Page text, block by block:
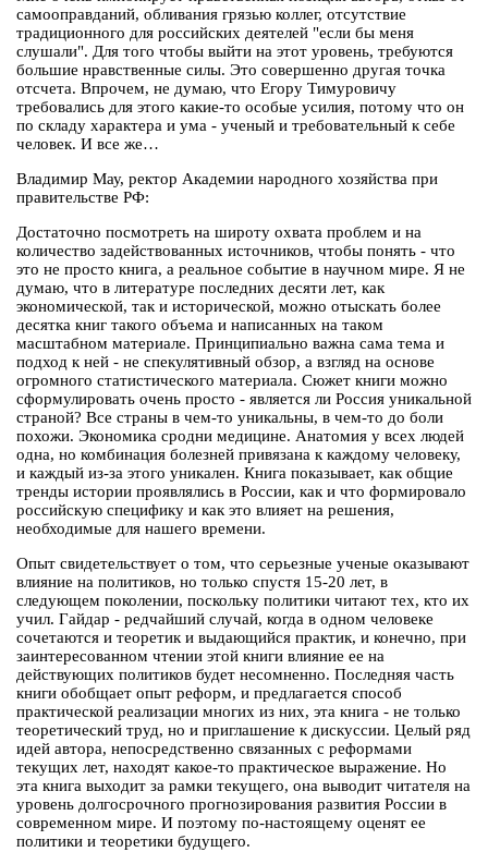
самооправданий, обливания грязью коллег, отсутствие
традиционного для российских деятелей "если бы меня
слушали". Для того чтобы выйти на этот уровень, требуются
большие нравственные силы. Это совершенно другая точка
отсчета. Впрочем, не думаю, что Егору Тимуровичу
требовались для этого какие-то особые усилия, потому что он
по складу характера и ума - ученый и требовательный к себе
человек. И все же…
Владимир Мау, ректор Академии народного хозяйства при
правительстве РФ:
Достаточно посмотреть на широту охвата проблем и на
количество задействованных источников, чтобы понять - что
это не просто книга, а реальное событие в научном мире. Я не
думаю, что в литературе последних десяти лет, как
экономической, так и исторической, можно отыскать более
десятка книг такого объема и написанных на таком
масштабном материале. Принципиально важна сама тема и
подход к ней - не спекулятивный обзор, а взгляд на основе
огромного статистического материала. Сюжет книги можно
сформулировать очень просто - является ли Россия уникальной
страной? Все страны в чем-то уникальны, в чем-то до боли
похожи. Экономика сродни медицине. Анатомия у всех людей
одна, но комбинация болезней привязана к каждому человеку,
и каждый из-за этого уникален. Книга показывает, как общие
тренды истории проявлялись в России, как и что формировало
российскую специфику и как это влияет на решения,
необходимые для нашего времени.
Опыт свидетельствует о том, что серьезные ученые оказывают
влияние на политиков, но только спустя 15-20 лет, в
следующем поколении, поскольку политики читают тех, кто их
учил. Гайдар - редчайший случай, когда в одном человеке
сочетаются и теоретик и выдающийся практик, и конечно, при
заинтересованном чтении этой книги влияние ее на
действующих политиков будет несомненно. Последняя часть
книги обобщает опыт реформ, и предлагается способ
практической реализации многих из них, эта книга - не только
теоретический труд, но и приглашение к дискуссии. Целый ряд
идей автора, непосредственно связанных с реформами
текущих лет, находят какое-то практическое выражение. Но
эта книга выходит за рамки текущего, она выводит читателя на
уровень долгосрочного прогнозирования развития России в
современном мире. И поэтому по-настоящему оценят ее
политики и теоретики будущего.